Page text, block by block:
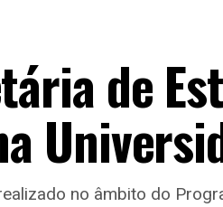
de
no âmbito do